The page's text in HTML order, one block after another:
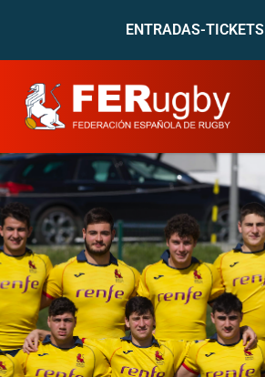
ENTRADAS-TICKETS